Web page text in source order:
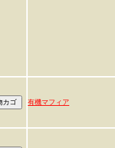
有機マフィア